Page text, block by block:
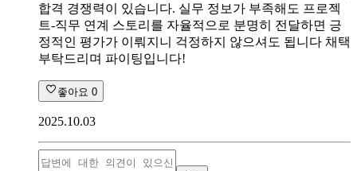
합격 경쟁력이 있습니다. 실무 정보가 부족해도 프로젝
트-직무 연계 스토리를 자율적으로 분명히 전달하면 긍
정적인 평가가 이뤄지니 걱정하지 않으셔도 됩니다 채택
부탁드리며 파이팅입니다!
좋아요 0
2025.10.03